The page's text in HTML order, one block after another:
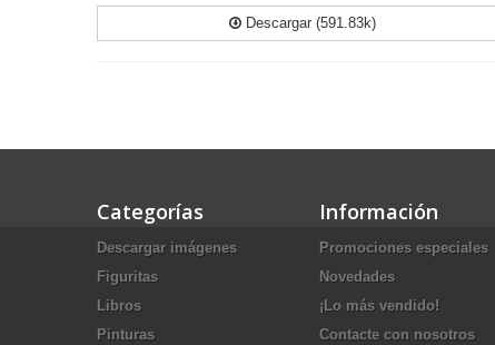
Descargar (591.83k)
Categorías
Descargar imágenes
Figuritas
Libros
Pinturas
Información
Promociones especiales
Novedades
¡Lo más vendido!
Contacte con nosotros